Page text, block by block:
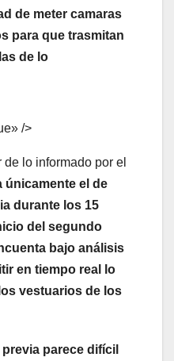
de meter camaras
para que trasmitan
de lo
/>
lo informado por el
únicamente el de
durante los 15
del segundo
bajo análisis
en tiempo real lo
vestuarios de los
parece difícil